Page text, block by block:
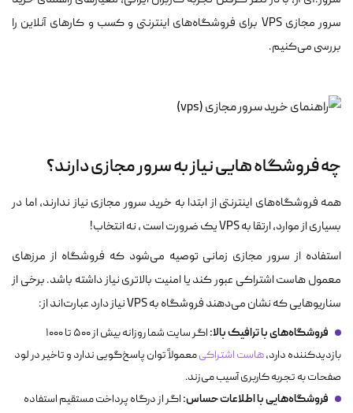
سرور مجازی VPS برای فروشگاه‌های اینترنتی و کسب و کارهای آنلاین را
بررسی می‌کنیم.
چه فروشگاه‌ هایی نیاز به سرور مجازی دارند؟
همه فروشگاه‌های اینترنتی از ابتدا به خرید سرور مجازی نیاز ندارند، اما در
بسیاری از موارد، ارتقا به VPS یک ضرورت است , نه انتخاب!
استفاده از سرور مجازی زمانی توصیه می‌شود که فروشگاه از مرزهای
معمول هاست اشتراکی عبور کند یا امنیت بالاتری نیاز داشته باشد. برخی از
سناریوهایی که نشان می‌دهند فروشگاه به VPS نیاز دارد عبارت‌اند از:
فروشگاه‌های با ترافیک بالا:
اگر سایت شما روزانه بیش از ۵۰۰ تا ۱۰۰۰
بازدیدکننده دارد،هاست اشتراکیمعمولاً توان پاسخ‌گویی ندارد و تاخیر در لود
صفحات به تجربه کاربری آسیب می‌زند.
فروشگاه‌هایی با اطلاعات حساس: اگر از درگاه پرداخت مستقیم استفاده